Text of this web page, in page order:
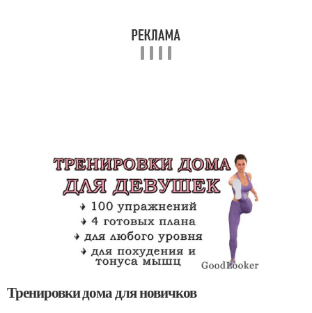
Тренировки дома для новичков